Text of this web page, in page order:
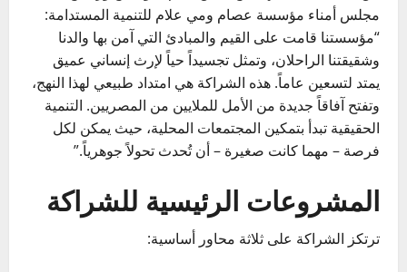
مجلس أمناء مؤسسة عصام ومي علام للتنمية المستدامة:
“مؤسستنا قامت على القيم والمبادئ التي آمن بها والدنا
وشقيقتنا الراحلان، وتمثل تجسيداً حياً لإرث إنساني عميق
يمتد لتسعين عاماً. هذه الشراكة هي امتداد طبيعي لهذا النهج،
وتفتح آفاقاً جديدة من الأمل للملايين من المصريين. التنمية
الحقيقية تبدأ بتمكين المجتمعات المحلية، حيث يمكن لكل
فرصة – مهما كانت صغيرة – أن تُحدث تحولاً جوهرياً.”
المشروعات الرئيسية للشراكة
ترتكز الشراكة على ثلاثة محاور أساسية: